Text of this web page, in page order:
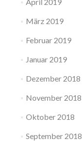
März 2019
Februar 2019
Januar 2019
Dezember 2018
November 2018
Oktober 2018
September 2018